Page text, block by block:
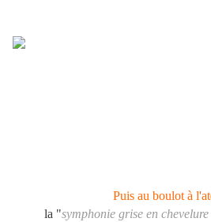
Puis au boulot à
la "symphonie grise en